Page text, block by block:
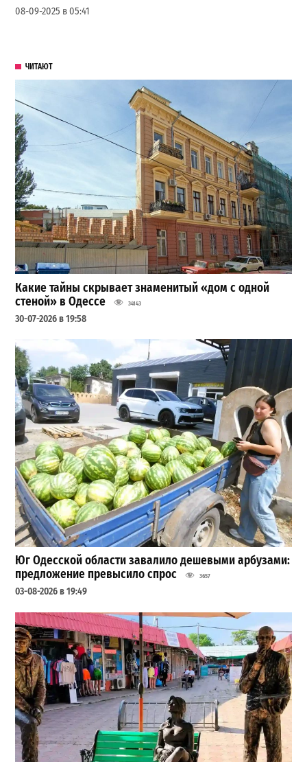
08-09-2025 в 05:41
ЧИТАЮТ
Какие тайны скрывает знаменитый «дом с одной
стеной» в Одессе
34143
30-07-2026 в 19:58
Юг Одесской области завалило дешевыми арбузами:
предложение превысило спрос
3657
03-08-2026 в 19:49